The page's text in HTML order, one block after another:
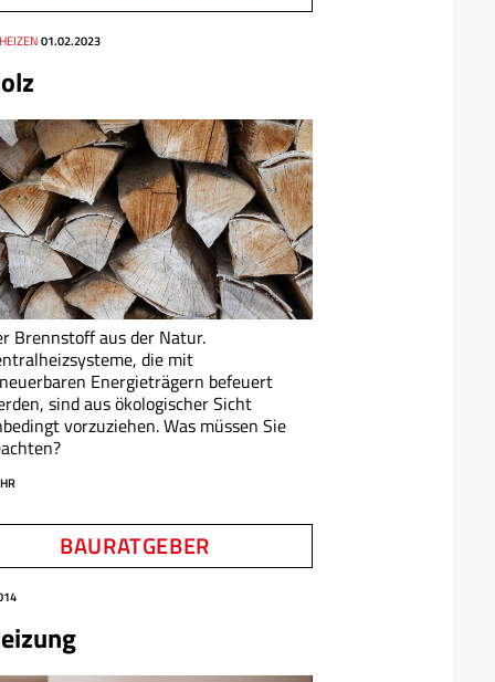
01.02.2023
Brennstoff aus der Natur.
die mit
Energieträgern befeuert
sind aus ökologischer Sicht
vorzuziehen. Was müssen Sie
BAURATGEBER